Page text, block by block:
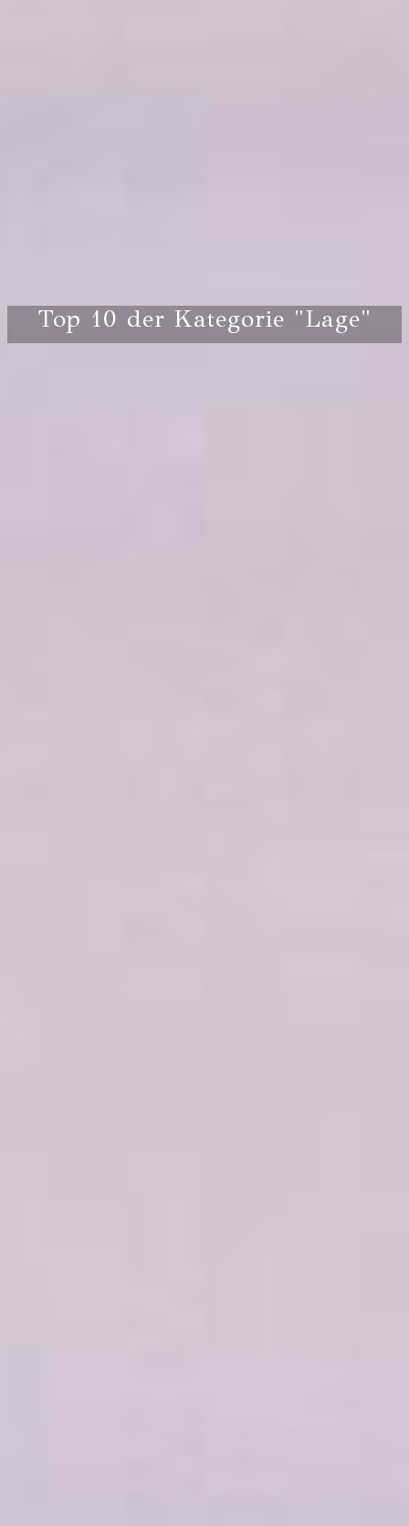
Top 10 der Kategorie "Lage"